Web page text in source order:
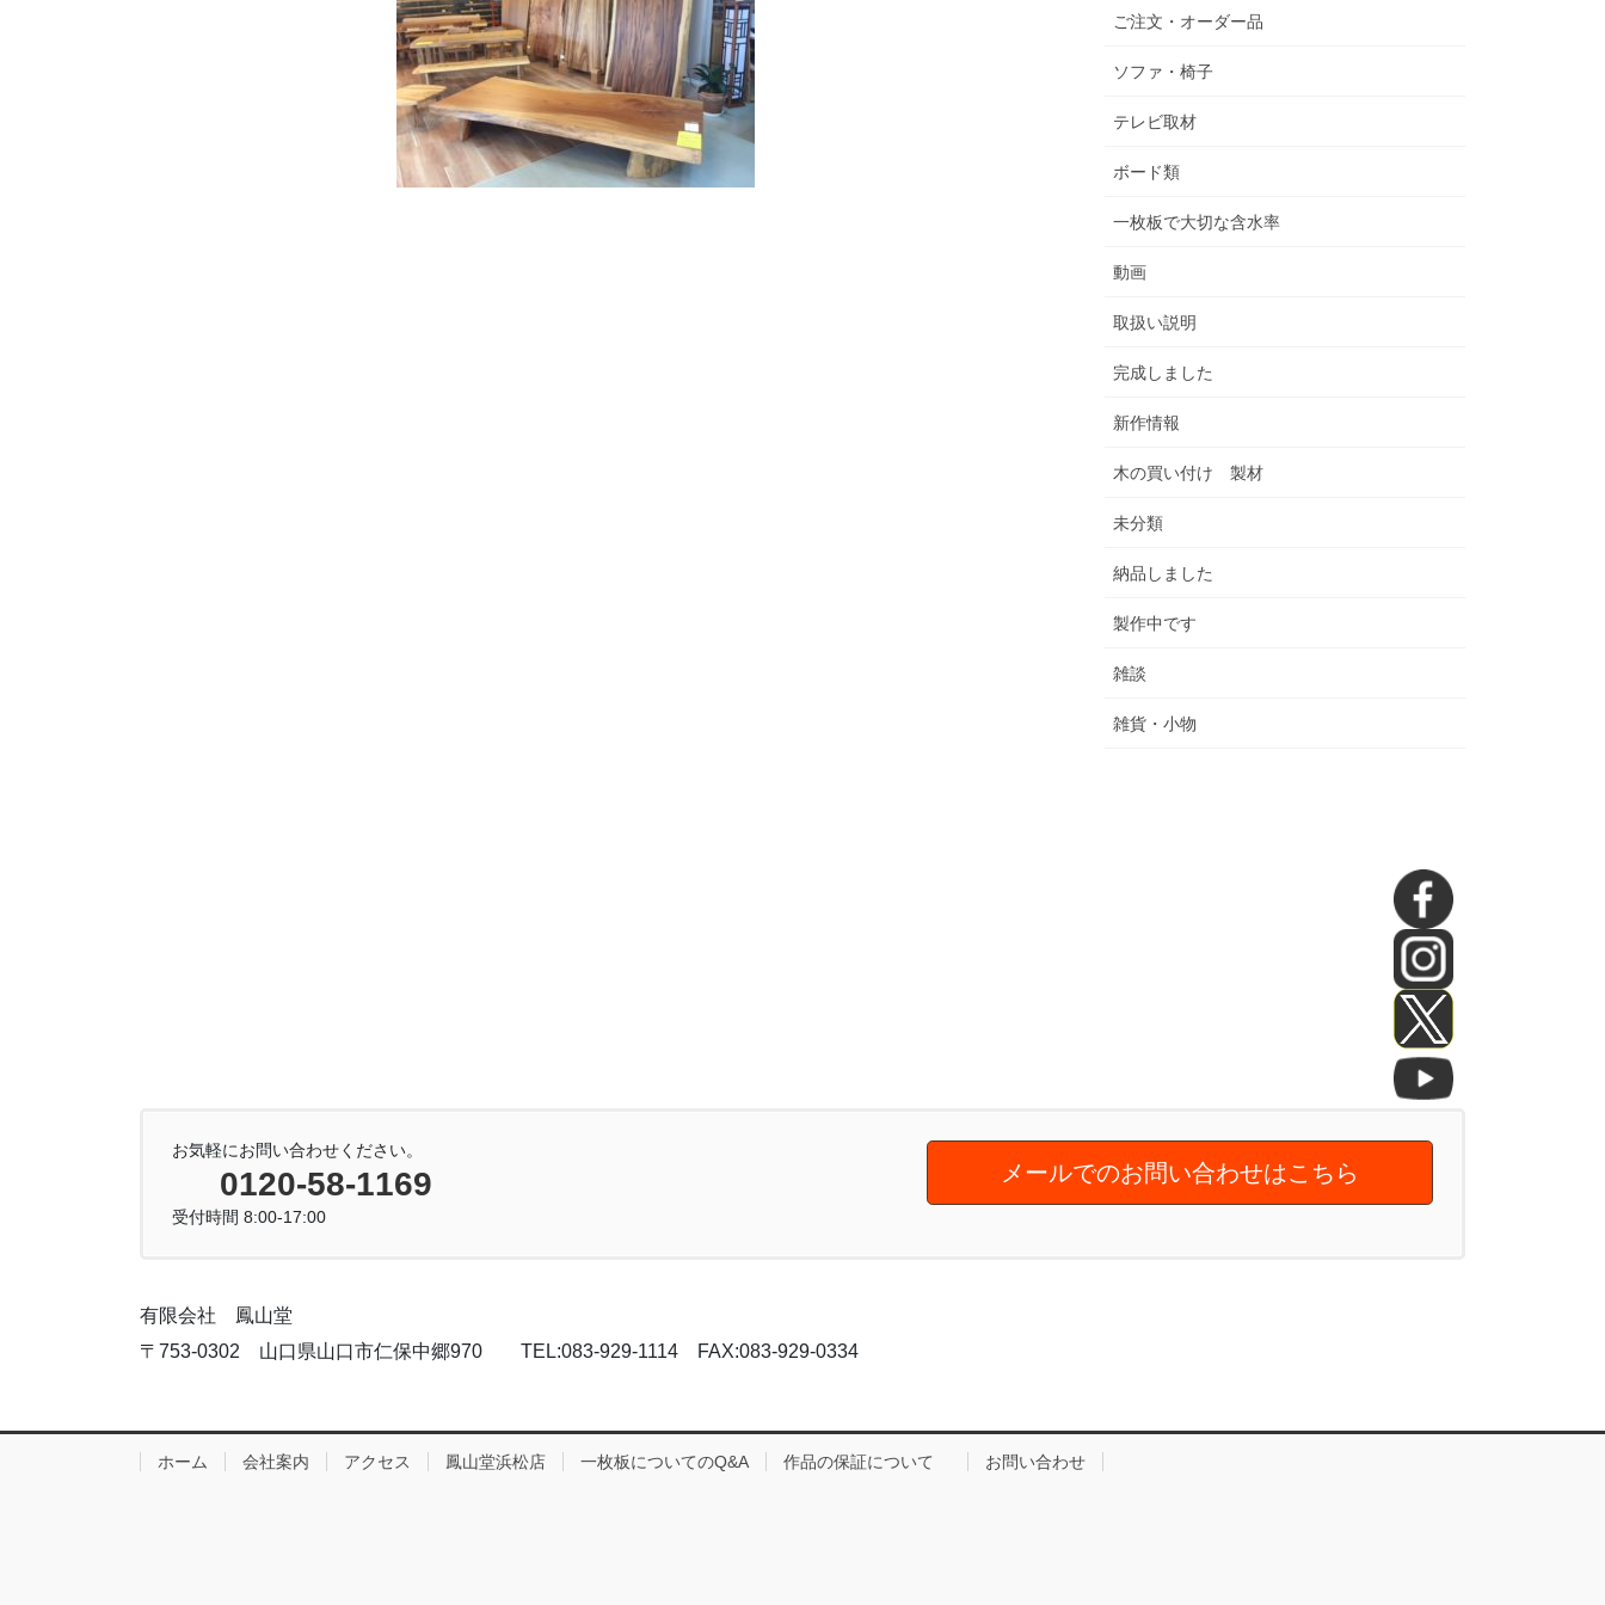
ご注文・オーダー品
ソファ・椅子
テレビ取材
ボード類
一枚板で大切な含水率
動画
取扱い説明
完成しました
新作情報
木の買い付け 製材
未分類
納品しました
製作中です
雑談
雑貨・小物
お気軽にお問い合わせください。
0120-58-1169
受付時間 8:00-17:00
メールでのお問い合わせはこちら
有限会社 鳳山堂
〒753-0302 山口県山口市仁保中郷970 TEL:083-929-1114 FAX:083-929-0334
ホーム 会社案内 アクセス 鳳山堂浜松店 一枚板についてのQ&A 作品の保証について お問い合わせ